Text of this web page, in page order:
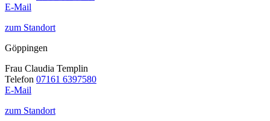
E-Mail
zum Standort
Göppingen
Frau Claudia Templin
Telefon 07161 6397580
E-Mail
zum Standort